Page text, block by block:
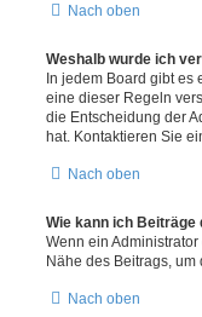
Nach oben
Weshalb wurde ich
In jedem Board gibt es
eine dieser Regeln
die Entscheidung der
hat. Kontaktieren Sie
Nach oben
Wie kann ich Beiträge
Wenn ein
Nähe des Beitrags,
Nach oben